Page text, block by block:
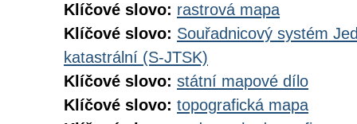
Klíčové slovo: rastrová mapa
Klíčové slovo: Souřadnicový systém
katastrální (S-JTSK)
Klíčové slovo: státní mapové dílo
Klíčové slovo: topografická mapa